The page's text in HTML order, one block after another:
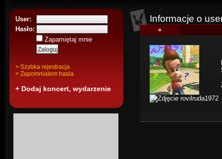
User:
Hasło:
Zapamiętaj mnie
> Szybka rejestracja
> Zapomnialem hasla
+ Dodaj koncert, wydarzenie
Informacje o
»